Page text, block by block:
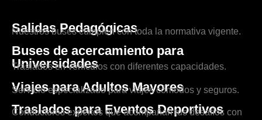
Salidas Pedagógicas
Nuestros buses cumplen con toda la normativa vigente.
Buses de acercamiento para
Universidades
Traslados en vehículos con diferentes capacidades.
Viajes para Adultos Mayores
Servicio especializado para viajes cómodos y seguros.
Traslados para Eventos Deportivos
Conductores expertos que acompañan tus desafíos con